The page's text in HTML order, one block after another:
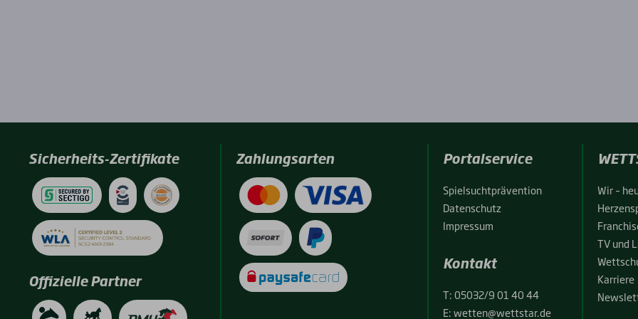
Sicherheits-Zertifikate
Offizielle Partner
Zahlungsarten Portalservice
Spiel­sucht­prä­ven­ti­on
Daten­schutz
Impres­sum
Kontakt
T:05032/9 01 40 44
E:wetten@wettstar.de
Wir –
TV und
Kar­rie­re